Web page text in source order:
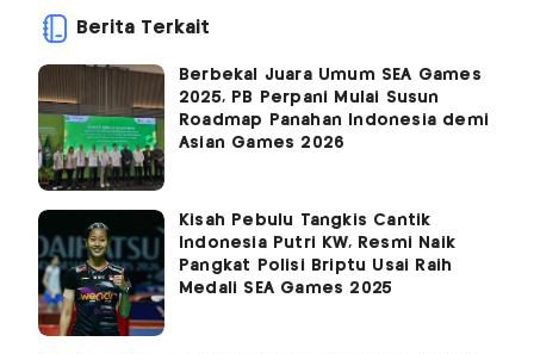
Berita Terkait
Berbekal Juara Umum SEA Games
2025, PB Perpani Mulai Susun
Roadmap Panahan Indonesia demi
Asian Games 2026
Kisah Pebulu Tangkis Cantik
Indonesia Putri KW, Resmi Naik
Pangkat Polisi Briptu Usai Raih
Medali SEA Games 2025